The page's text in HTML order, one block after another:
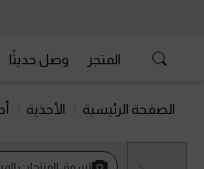
المتجر وصل حديثًا
الصفحة الرئيسية الأحذية
تسوق المنتجات